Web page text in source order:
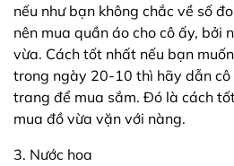
nếu như bạn không chắc về số
nên mua quần áo cho cô ấy, bởi
vừa. Cách tốt nhất nếu bạn
trong ngày 20-10 thì hãy dẫn
trang để mua sắm. Đó là cách
mua đồ vừa vặn với nàng.
3. Nước hoa